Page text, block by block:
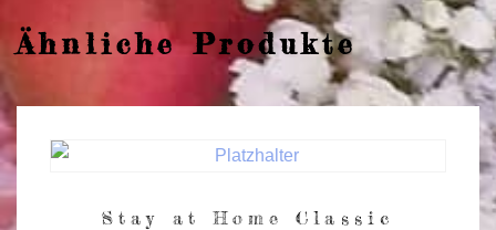
Ähnliche Produkte
Stay at Home Classic